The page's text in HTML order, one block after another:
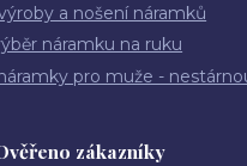
a nošení náramků
náramku na ruku
pro muže -
zákazníky